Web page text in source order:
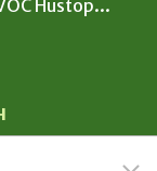
Hustop...